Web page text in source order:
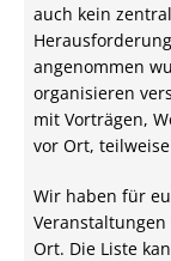
auch kein
angenommen
organisieren
mit Vorträgen,
vor Ort,
Wir haben für
Ort. Die Liste